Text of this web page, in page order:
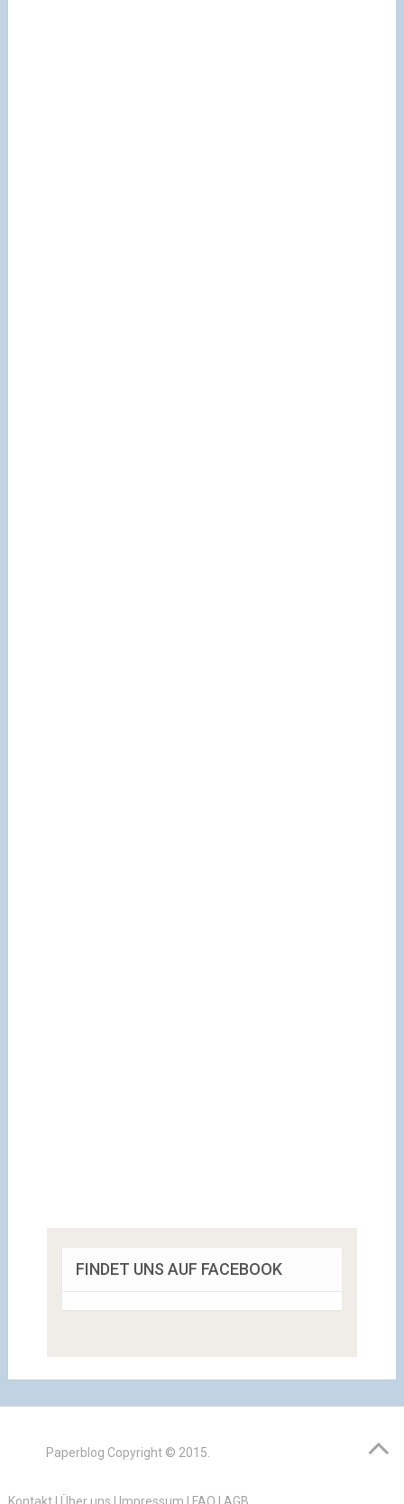
FINDET UNS AUF FACEBOOK
Paperblog Copyright © 2015.